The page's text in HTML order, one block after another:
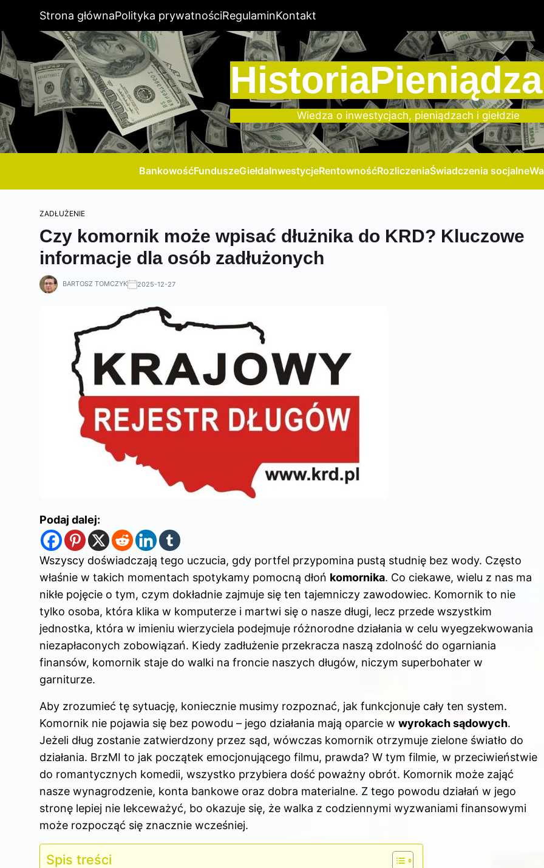
Strona głównaPolityka prywatnościRegulaminKontakt
Wiedza o inwestycjach, pieniądzach i giełdzie
BankowośćFunduszeGiełdaInwestycjeRentownośćRozliczeniaŚwiadczenia socjalne
ZADŁUŻENIE
Czy komornik może wpisać dłużnika do KRD? Kluczowe
informacje dla osób zadłużonych
BARTOSZ TOMCZYK 2025-12-27
Podaj dalej:
Wszyscy doświadczają tego uczucia, gdy portfel przypomina pustą studnię bez wody. Często
właśnie w takich momentach spotykamy pomocną dłoń komornika. Co ciekawe, wielu z nas ma
nikłe pojęcie o tym, czym dokładnie zajmuje się ten tajemniczy zawodowiec. Komornik to nie
tylko osoba, która klika w komputerze i martwi się o nasze długi, lecz przede wszystkim
jednostka, która w imieniu wierzyciela podejmuje różnorodne działania w celu wyegzekwowania
niezapłaconych zobowiązań. Kiedy zadłużenie przekracza naszą zdolność do ogarniania
finansów, komornik staje do walki na froncie naszych długów, niczym superbohater w
garniturze.
Aby zrozumieć tę sytuację, koniecznie musimy rozpoznać, jak funkcjonuje cały ten system.
Komornik nie pojawia się bez powodu – jego działania mają oparcie w wyrokach sądowych.
Jeżeli dług zostanie zatwierdzony przez sąd, wówczas komornik otrzymuje zielone światło do
działania. BrzMI to jak początek emocjonującego filmu, prawda? W tym filmie, w przeciwieństwie
do romantycznych komedii, wszystko przybiera dość poważny obrót. Komornik może zająć
nasze wynagrodzenie, konta bankowe oraz dobra materialne. Z tego powodu działań w jego
stronę lepiej nie lekceważyć, bo okazuje się, że walka z codziennymi wyzwaniami finansowymi
może rozpocząć się znacznie wcześniej.
Spis treści